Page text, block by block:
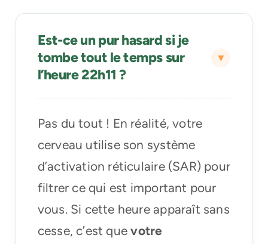
Est-ce un pur hasard si je
tombe tout le temps sur
l’heure 22h11 ?
Pas du tout ! En réalité, votre
cerveau utilise son système
d’activation réticulaire (SAR) pour
filtrer ce qui est important pour
vous. Si cette heure apparaît sans
cesse, c’est quevotre